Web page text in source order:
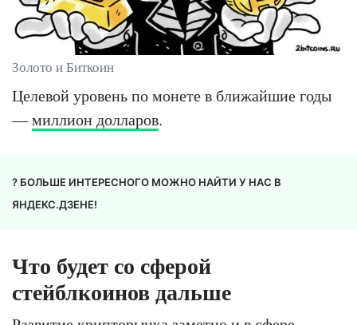
Золото и Биткоин
Целевой уровень по монете в ближайшие годы
—миллион долларов.
? БОЛЬШЕ ИНТЕРЕСНОГО МОЖНО НАЙТИ У НАС В
ЯНДЕКС.ДЗЕНЕ!
Что будет со сферой
стейблкоинов дальше